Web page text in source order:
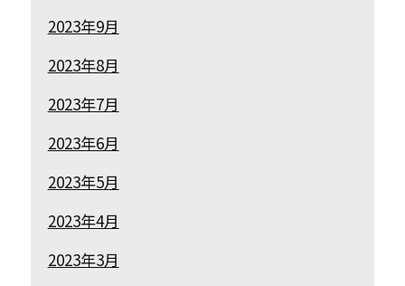
2023年9月
2023年8月
2023年7月
2023年6月
2023年5月
2023年4月
2023年3月